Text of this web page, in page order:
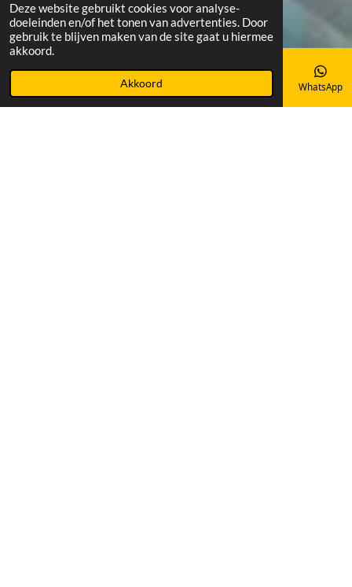
Deze website gebruikt cookies voor analyse-
doeleinden en/of het tonen van advertenties. Door
gebruik te blijven maken van de site gaat u hiermee
akkoord.
Akkoord WhatsApp